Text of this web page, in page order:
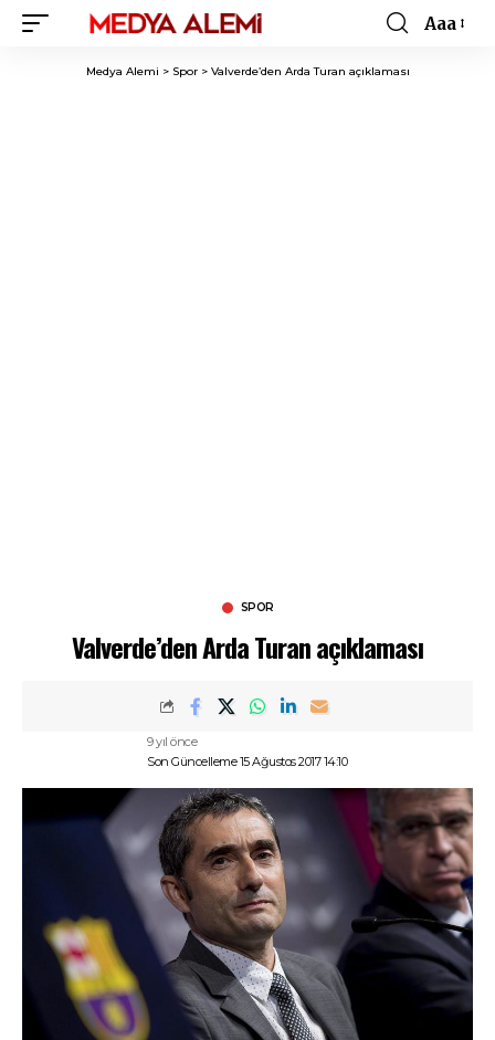
Font
Aaa
Medya Alemi > Spor> Valverde’den Arda Turan açıklaması
SPOR
Valverde’den Arda Turan açıklaması
Son Güncelleme 15 Ağustos 2017 14:10
9 yıl önce